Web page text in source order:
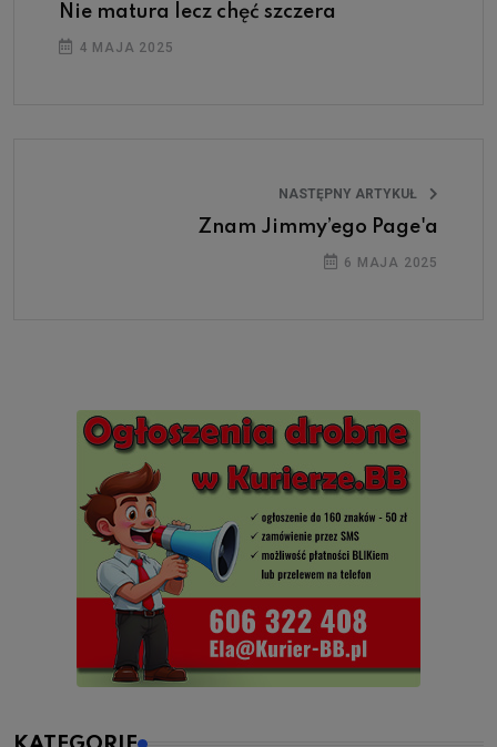
Nie matura lecz chęć szczera
4 MAJA 2025
NASTĘPNY ARTYKUŁ
Znam Jimmy’ego Page'a
6 MAJA 2025